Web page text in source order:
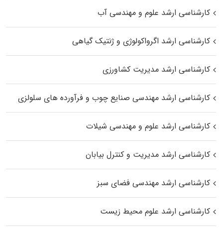
کارشناسی ارشد علوم و مهندسی آب
کارشناسی ارشد اگرواکولوژی و ژنتیک گیاهی
کارشناسی ارشد مدیریت کشاورزی
کارشناسی ارشد مهندسی صنایع چوب و فرآورده‌ های سلولزی
کارشناسی ارشد علوم و مهندسی شیلات
کارشناسی ارشد مدیریت و کنترل بیابان
کارشناسی ارشد مهندسی فضای سبز
کارشناسی ارشد علوم محیط‌ زیست